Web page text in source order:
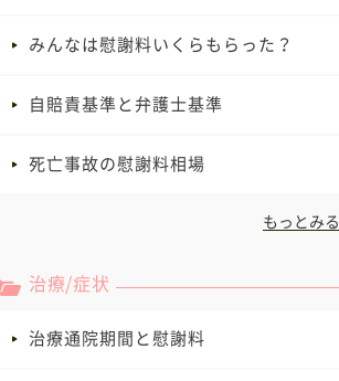
みんなは慰謝料いくらもらった？
自賠責基準と弁護士基準
死亡事故の慰謝料相場
もっとみる
治療/症状
治療通院期間と慰謝料